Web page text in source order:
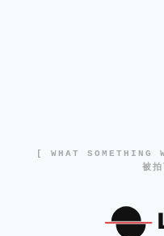
[ WHAT
被